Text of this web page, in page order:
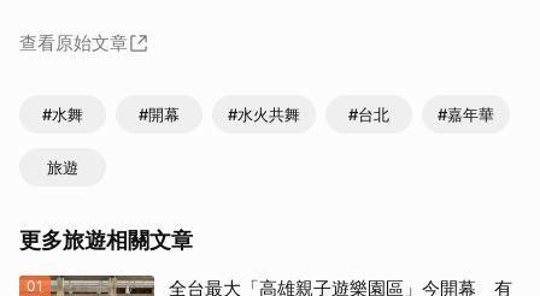
查看原始文章
#水舞 #開幕 #水火共舞 #台北 #嘉年華
旅遊
更多旅遊相關文章
01
全台最大「高雄親子遊樂園區」今開幕 有